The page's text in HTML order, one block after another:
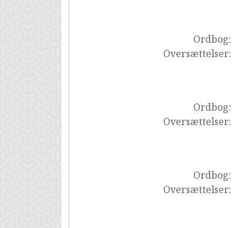
Ordbog:
Oversættelser:
Ordbog:
Oversættelser:
Ordbog:
Oversættelser: